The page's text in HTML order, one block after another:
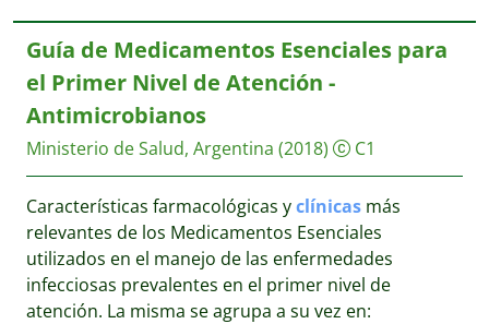
Guía de Medicamentos Esenciales para
el Primer Nivel de Atención -
Antimicrobianos
Ministerio de Salud, Argentina (2018) C1
Características farmacológicas yclínicas más
relevantes de los Medicamentos Esenciales
utilizados en el manejo de las enfermedades
infecciosas prevalentes en el primer nivel de
atención. La misma se agrupa a su vez en: